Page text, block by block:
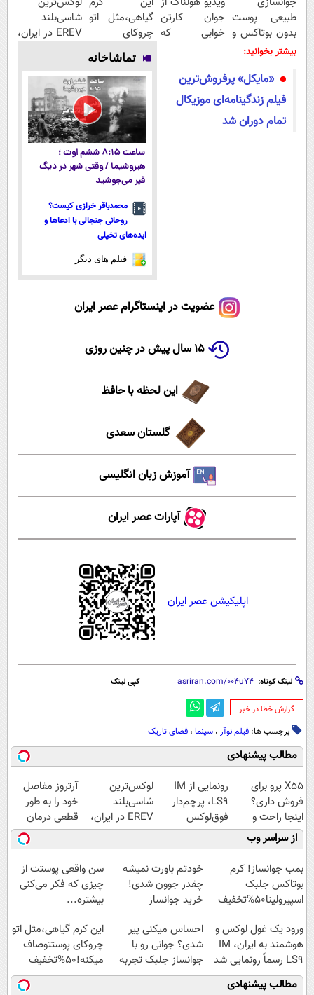
طبیعی پوست
بدون بوتاکس و
جراحی
جوان کارتن
خوابی که
گیاهی،مثل اتو
چروکای
پوستتوصاف
میکنه!50%تخفیف
شاسی‌بلند
EREV در ایران،
شد!
بیشتر بخوانید:
«مایکل» پرفروش‌ترین
فیلم زندگینامه‌ای موزیکال
تمام دوران شد
تماشاخانه
ساعت ۸:۱۵ ششم اوت ؛
هیروشیما / وقتی شهر در دیگ
قیر می‌جوشید
محمدباقر خرازی کیست؟
روحانی جنجالی با ادعاها و
ایده‌های تخیلی
فیلم های دیگر
عضویت در اینستاگرام عصر ایران
۱۵ سال پیش در چنین روزی
این لحظه با حافظ
گلستان سعدی
آموزش زبان انگلیسی
آپارات عصر ایران
اپلیکیشن عصر ایران
لینک کوتاه: کپی لینک
‌گزارش خطا در خبر
برچسب ها: فیلم نوآر ، سینما ، فضای تاریک
مطالب پیشنهادی
X55 پرو برای
فروش داری؟
اینجا راحت و
سریع بفروشش
رونمایی از IM
LS9، پرچم‌دار
فوق‌لوکس
EREV وارد بازار
ایران شد
لوکس‌ترین
شاسی‌بلند
EREV در ایران،
توسط نیکا موتور
رونمایی شد!
آرتروز مفاصل
خود را به طور
قطعی درمان
کنید!
◗پرسش‌نامه◖
از سراسر وب
بمب جوانساز! کرم
بوتاکس جلبک
اسپیرولینا50%تخفیف
خودتم باورت نمیشه
چقدر جوون شدی!
خرید جوانساز
ویژه
سن واقعی پوستت از
چیزی که فکر می‌کنی
بیشتره...
ورود یک غول لوکس و
هوشمند به ایران، IM
LS9 رسماً رونمایی شد
احساس میکنی پیر
شدی؟ جوانی رو با
جوانساز جلبک تجربه
کن
این کرم گیاهی،مثل اتو
چروکای پوستتوصاف
میکنه!50%تخفیف
مطالب پیشنهادی